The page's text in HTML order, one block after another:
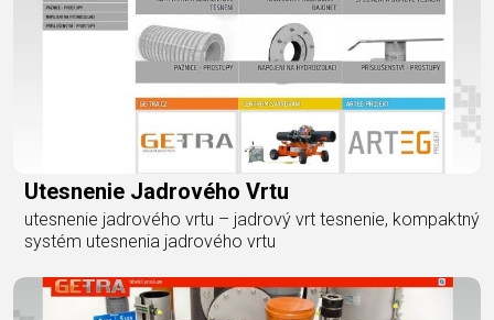
Utesnenie Jadrového Vrtu
utesnenie jadrového vrtu – jadrový vrt tesnenie, kompaktný
systém utesnenia jadrového vrtu